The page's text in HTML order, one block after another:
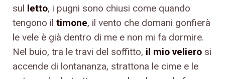
sul letto, i pugni sono chiusi come quando
tengono il timone, il vento che domani gonfierà
le vele è già dentro di me e non mi fa dormire.
Nel buio, tra le travi del soffitto, il mio veliero si
accende di lontananza, strattona le cime e le